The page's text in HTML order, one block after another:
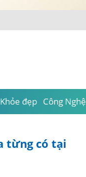
Khỏe đẹp Công Nghệ
từng có tại